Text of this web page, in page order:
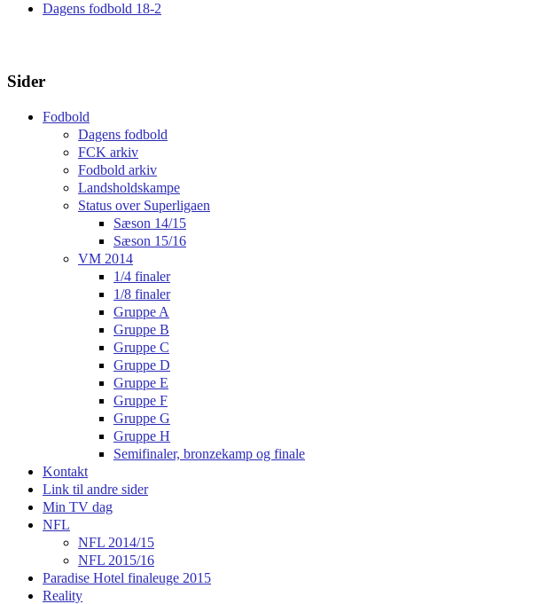
Dagens fodbold 18-2
Sider
Fodbold
Dagens fodbold
FCK arkiv
Fodbold arkiv
Landsholdskampe
Status over Superligaen
Sæson 14/15
Sæson 15/16
VM 2014
1/4 finaler
1/8 finaler
Gruppe A
Gruppe B
Gruppe C
Gruppe D
Gruppe E
Gruppe F
Gruppe G
Gruppe H
Semifinaler, bronzekamp og finale
Kontakt
Link til andre sider
Min TV dag
NFL
NFL 2014/15
NFL 2015/16
Paradise Hotel finaleuge 2015
Reality